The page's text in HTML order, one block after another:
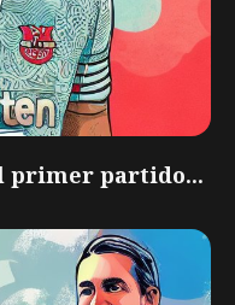
primer partido...